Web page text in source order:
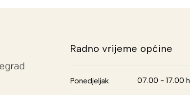
Radno vrijeme općine
Ponedjeljak 07.00 - 17.00 h